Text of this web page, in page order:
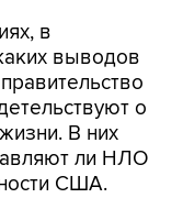
в
выводов
о
В них
ли НЛО
США.